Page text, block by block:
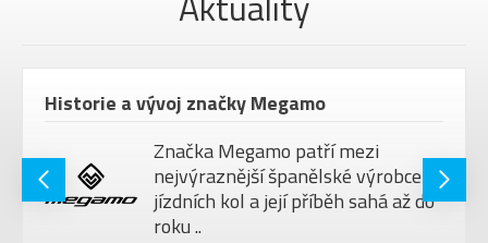
Historie a vývoj značky Megamo
Značka Megamo patří mezi
nejvýraznější španělské výrobce
jízdních kol a její příběh sahá až do
roku ..